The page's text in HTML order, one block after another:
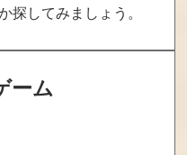
グス2
探してみましょう。
ーム